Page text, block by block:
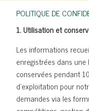
POLITIQUE DE
1. Utilisation et
Les informations
enregistrées dans
conservées pendant
d’exploitation pour
demandes via les